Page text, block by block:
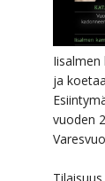
Iisalmen
ja
vuoden